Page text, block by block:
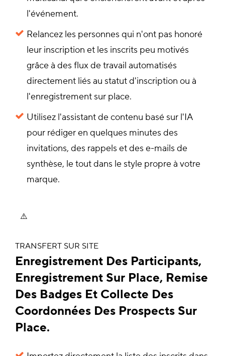
l'événement.
Relancez les personnes qui n'ont pas honoré
leur inscription et les inscrits peu motivés
grâce à des flux de travail automatisés
directement liés au statut d'inscription ou à
l'enregistrement sur place.
Utilisez l'assistant de contenu basé sur l'IA
pour rédiger en quelques minutes des
invitations, des rappels et des e-mails de
synthèse, le tout dans le style propre à votre
marque.
TRANSFERT SUR SITE
Enregistrement Des Participants,
Enregistrement Sur Place, Remise
Des Badges Et Collecte Des
Coordonnées Des Prospects Sur
Place.